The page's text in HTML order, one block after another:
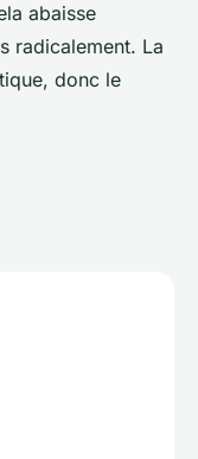
abaisse
radicalement. La
donc le